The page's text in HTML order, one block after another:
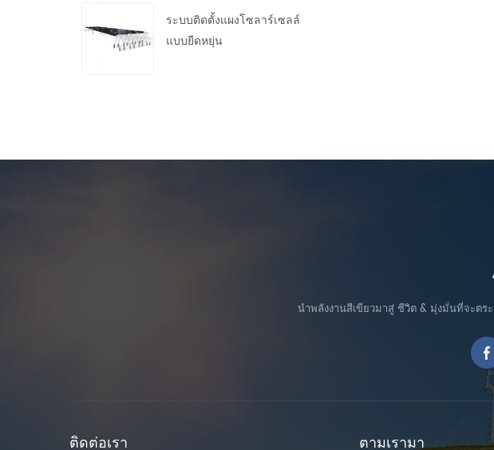
ระบบติดตั้งแผงโซลาร์เซลล์
แบบยืดหยุ่น
นำพลังงานสีเขียวมาสู่ ชีวิต & มุ่งมั่นที่จะต
ติดต่อเรา ตามเรามา